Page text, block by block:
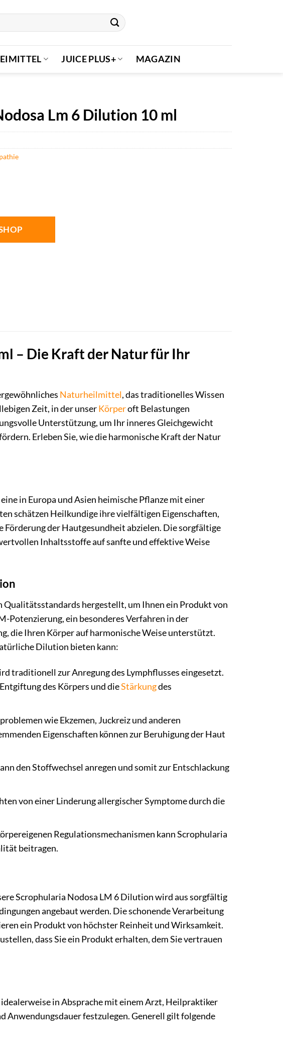
JUICE PLUS+ MAGAZIN
Lm 6 Dilution 10 ml
– Die Kraft der Natur für Ihr
Naturheilmittel, das traditionelles Wissen
Zeit, in der unserKörperoft Belastungen
Unterstützung, um Ihr inneres Gleichgewicht
Erleben Sie, wie die harmonische Kraft der Natur
in Europa und Asien heimische Pflanze mit einer
schätzen Heilkundige ihre vielfältigen Eigenschaften,
Förderung der Hautgesundheit abzielen. Die sorgfältige
Inhaltsstoffe auf sanfte und effektive Weise
hergestellt, um Ihnen ein Produkt von
Potenzierung, ein besonderes Verfahren in der
die Ihren Körper auf harmonische Weise unterstützt.
Dilution bieten kann:
traditionell zur Anregung des Lymphflusses eingesetzt.
des Körpers und dieStärkungdes
wie Ekzemen, Juckreiz und anderen
Eigenschaften können zur Beruhigung der Haut
den Stoffwechsel anregen und somit zur Entschlackung
von einer Linderung allergischer Symptome durch die
Regulationsmechanismen kann Scrophularia
beitragen.
Scrophularia Nodosa LM 6 Dilution wird aus sorgfältig
angebaut werden. Die schonende Verarbeitung
ein Produkt von höchster Reinheit und Wirksamkeit.
dass Sie ein Produkt erhalten, dem Sie vertrauen
in Absprache mit einem Arzt, Heilpraktiker
Anwendungsdauer festzulegen. Generell gilt folgende